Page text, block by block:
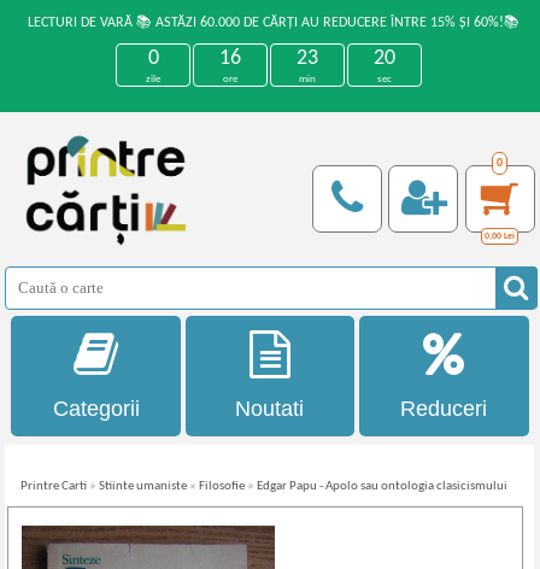
LECTURI DE VARĂ 📚 ASTĂZI 60.000 DE CĂRȚI AU REDUCERE ÎNTRE 15% ȘI 60%!📚
0
zile
16
ore
23
min
20
sec
0
0,00 Lei
Categorii Noutati Reduceri
Printre Carti »Stiinte umaniste » Filosofie » Edgar Papu - Apolo sau ontologia clasicismului